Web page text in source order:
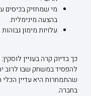
מי שמחזיק בכיסים
בהצעה מינימלית.
עלויות מימון
כך בדיוק קרה בעניין
להפסיד במשחק שבו לרוב
שהתמחרות היא עדיין הכלי
בחברה.